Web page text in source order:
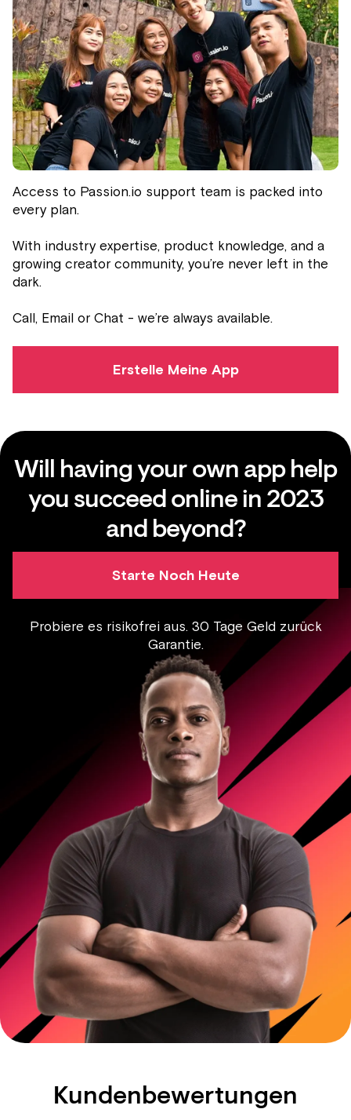
Access to Passion.io support team is packed into
every plan.
With industry expertise, product knowledge, and a
growing creator community, you’re never left in the
dark.
Call, Email or Chat - we’re always available.
Erstelle Meine App
Will having your own app help
you succeed online in 2023
and beyond?
Starte Noch Heute
Probiere es risikofrei aus. 30 Tage Geld zurück
Garantie.
Kundenbewertungen